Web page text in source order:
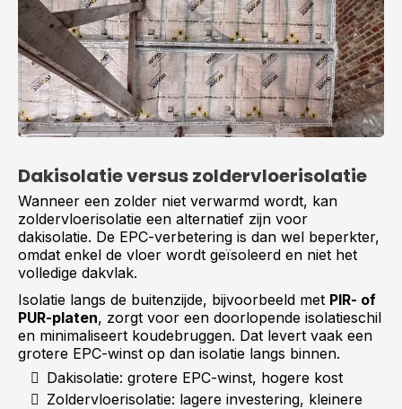
Dakisolatie versus zoldervloerisolatie
Wanneer een zolder niet verwarmd wordt, kan
zoldervloerisolatie een alternatief zijn voor
dakisolatie. De EPC-verbetering is dan wel beperkter,
omdat enkel de vloer wordt geïsoleerd en niet het
volledige dakvlak.
Isolatie langs de buitenzijde, bijvoorbeeld met PIR- of
PUR-platen, zorgt voor een doorlopende isolatieschil
en minimaliseert koudebruggen. Dat levert vaak een
grotere EPC-winst op dan isolatie langs binnen.
Dakisolatie: grotere EPC-winst, hogere kost
Zoldervloerisolatie: lagere investering, kleinere